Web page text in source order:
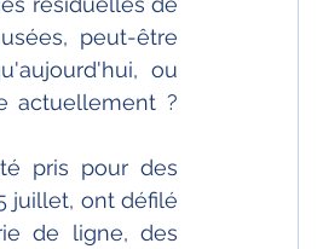
peut-être
ou
actuellement ?
pris pour des
juillet, ont défilé
de ligne, des